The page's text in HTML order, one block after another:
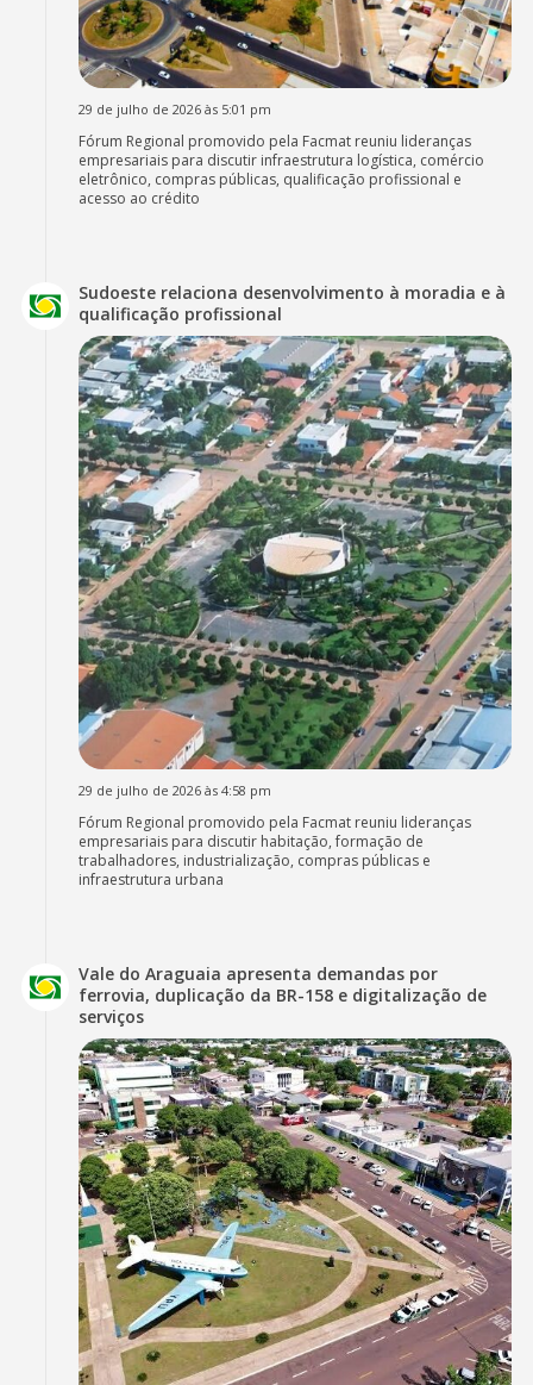
29 de julho de 2026 às 5:01 pm
Fórum Regional promovido pela Facmat reuniu lideranças
empresariais para discutir infraestrutura logística, comércio
eletrônico, compras públicas, qualificação profissional e
acesso ao crédito
Sudoeste relaciona desenvolvimento à moradia e à
qualificação profissional
29 de julho de 2026 às 4:58 pm
Fórum Regional promovido pela Facmat reuniu lideranças
empresariais para discutir habitação, formação de
trabalhadores, industrialização, compras públicas e
infraestrutura urbana
Vale do Araguaia apresenta demandas por
ferrovia, duplicação da BR-158 e digitalização de
serviços